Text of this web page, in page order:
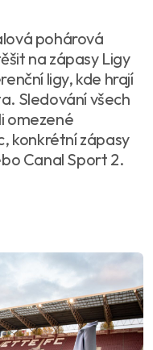
pohárová
na zápasy Ligy
ligy, kde hrají
Sledování všech
omezené
konkrétní zápasy
Canal Sport 2.